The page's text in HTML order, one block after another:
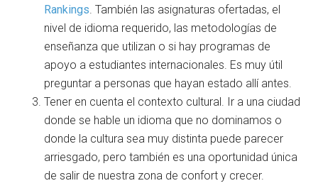
Rankings . También las asignaturas ofertadas, el
nivel de idioma requerido, las metodologías de
enseñanza que utilizan o si hay programas de
apoyo a estudiantes internacionales. Es muy útil
preguntar a personas que hayan estado allí antes.
Tener en cuenta el contexto cultural. Ir a una ciudad
donde se hable un idioma que no dominamos o
donde la cultura sea muy distinta puede parecer
arriesgado, pero también es una oportunidad única
de salir de nuestra zona de confort y crecer.